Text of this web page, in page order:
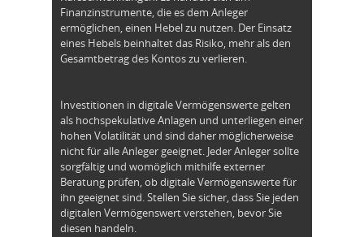
Finanzinstrumente, die es dem Anleger
ermöglichen, einen Hebel zu nutzen. Der Einsatz
eines Hebels beinhaltet das Risiko, mehr als den
Gesamtbetrag des Kontos zu verlieren.
Investitionen in digitale Vermögenswerte gelten
als hochspekulative Anlagen und unterliegen einer
hohen Volatilität und sind daher möglicherweise
nicht für alle Anleger geeignet. Jeder Anleger sollte
sorgfältig und womöglich mithilfe externer
Beratung prüfen, ob digitale Vermögenswerte für
ihn geeignet sind. Stellen Sie sicher, dass Sie jeden
digitalen Vermögenswert verstehen, bevor Sie
diesen handeln.